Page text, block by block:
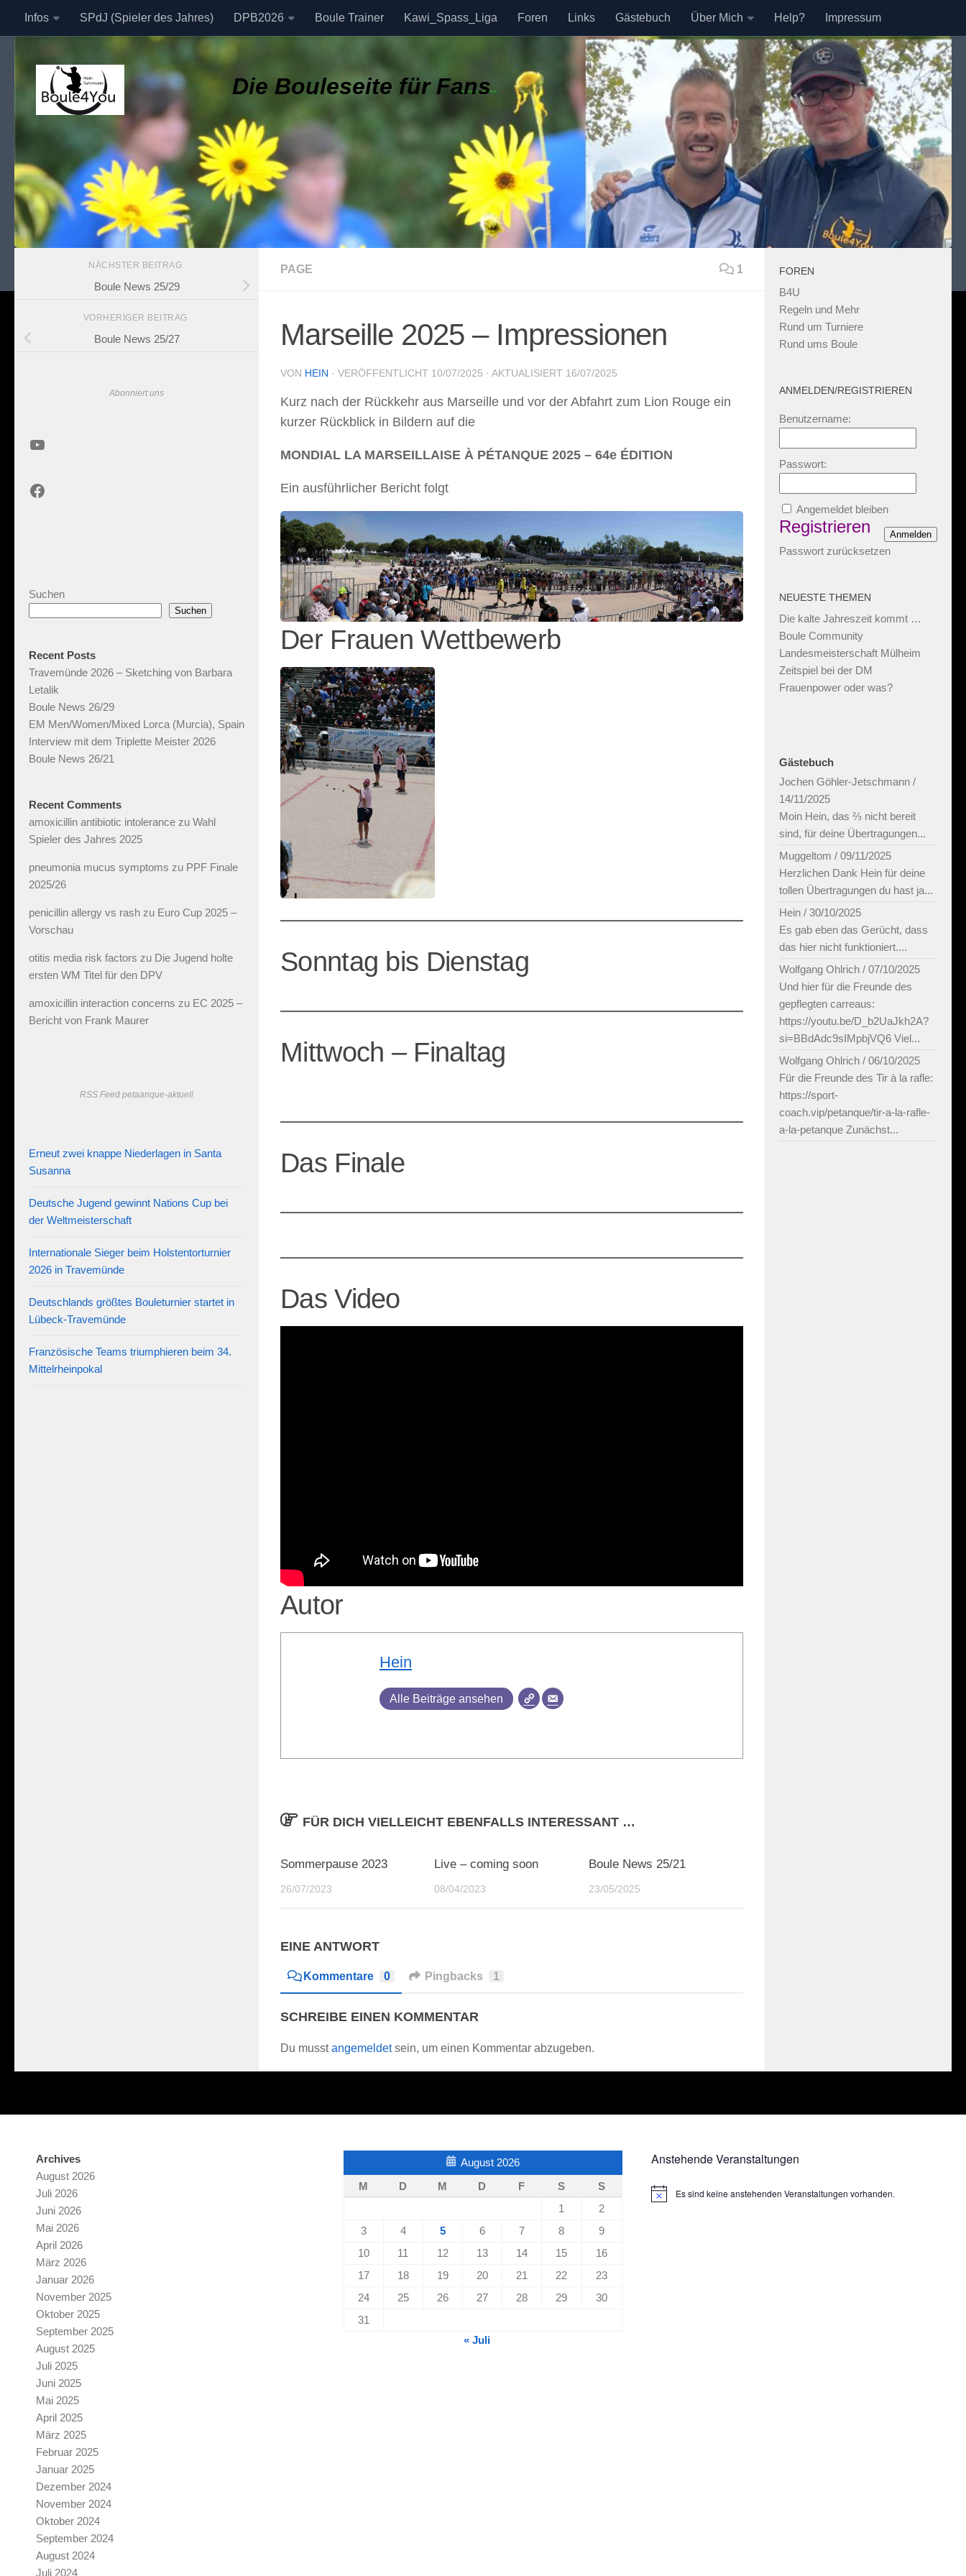
Zum Inhalt springen
Infos SPdJ (Spieler des Jahres) DPB2026 Boule Trainer Kawi_Spass_Liga Foren Links Gästebuch Über Mich Help? Impressum
Die Bouleseite für Fans
PAGE 1
Marseille 2025 – Impressionen
VON HEIN · VERÖFFENTLICHT 10/07/2025 · AKTUALISIERT 16/07/2025
Kurz nach der Rückkehr aus Marseille und vor der Abfahrt zum Lion Rouge ein
kurzer Rückblick in Bildern auf die
MONDIAL LA MARSEILLAISE À PÉTANQUE 2025 – 64e ÉDITION
Ein ausführlicher Bericht folgt
Der Frauen Wettbewerb
Sonntag bis Dienstag
Mittwoch – Finaltag
Das Finale
Das Video
Autor
Hein
Alle Beiträge ansehen
FÜR DICH VIELLEICHT EBENFALLS INTERESSANT …
Sommerpause 2023
26/07/2023
Live – coming soon
08/04/2023
Boule News 25/21
23/05/2025
EINE ANTWORT
Kommentare 0 Pingbacks 1
SCHREIBE EINEN KOMMENTAR
Du musstangemeldetsein, um einen Kommentar abzugeben.
NÄCHSTER BEITRAG
Boule News 25/29
VORHERIGER BEITRAG
Boule News 25/27
Abonniert uns
YouTube
Facebook
Suchen
Suchen
Recent Posts
Travemünde 2026 – Sketching von Barbara
Letalik
Boule News 26/29
EM Men/Women/Mixed Lorca (Murcia), Spain
Interview mit dem Triplette Meister 2026
Boule News 26/21
Recent Comments
amoxicillin antibiotic intolerance zu Wahl
Spieler des Jahres 2025
pneumonia mucus symptoms zu PPF Finale
2025/26
penicillin allergy vs rash zu Euro Cup 2025 –
Vorschau
otitis media risk factors zu Die Jugend holte
ersten WM Titel für den DPV
amoxicillin interaction concerns zu EC 2025 –
Bericht von Frank Maurer
RSS Feed petaanque-aktuell
Erneut zwei knappe Niederlagen in Santa
Susanna
Deutsche Jugend gewinnt Nations Cup bei
der Weltmeisterschaft
Internationale Sieger beim Holstentorturnier
2026 in Travemünde
Deutschlands größtes Bouleturnier startet in
Lübeck-Travemünde
Französische Teams triumphieren beim 34.
Mittelrheinpokal
FOREN
B4U
Regeln und Mehr
Rund um Turniere
Rund ums Boule
ANMELDEN/REGISTRIEREN
Benutzername:
Passwort:
Angemeldet bleiben
Anmelden
Registrieren
Passwort zurücksetzen
NEUESTE THEMEN
Die kalte Jahreszeit kommt …
Boule Community
Landesmeisterschaft Mülheim
Zeitspiel bei der DM
Frauenpower oder was?
Gästebuch
Jochen Göhler-Jetschmann /
14/11/2025
Moin Hein, das ⅔ nicht bereit
sind, für deine Übertragungen...
Muggeltom / 09/11/2025
Herzlichen Dank Hein für deine
tollen Übertragungen du hast ja...
Hein / 30/10/2025
Es gab eben das Gerücht, dass
das hier nicht funktioniert....
Wolfgang Ohlrich / 07/10/2025
Und hier für die Freunde des
gepflegten carreaus:
https://youtu.be/D_b2UaJkh2A?
si=BBdAdc9sIMpbjVQ6 Viel...
Wolfgang Ohlrich / 06/10/2025
Für die Freunde des Tir à la rafle:
https://sport-
coach.vip/petanque/tir-a-la-rafle-
a-la-petanque Zunächst...
Archives
August 2026
Juli 2026
Juni 2026
Mai 2026
April 2026
März 2026
Januar 2026
November 2025
Oktober 2025
September 2025
August 2025
Juli 2025
Juni 2025
Mai 2025
April 2025
März 2025
Februar 2025
Januar 2025
Dezember 2024
November 2024
Oktober 2024
September 2024
August 2024
Juli 2024
August 2026
M
D M D F S
S
1
2
3
4 5 6 7 8
9
10
11 12 13 14 15
16
17
18 19 20 21 22
23
24
25 26 27 28 29
30
31
« Juli
Anstehende Veranstaltungen
HinweisEs sind keine anstehenden Veranstaltungen vorhanden.